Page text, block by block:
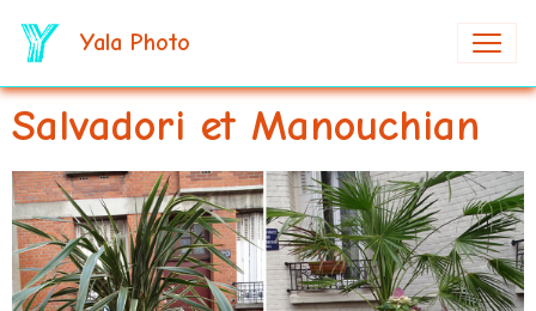
Yala Photo
Salvadori et Manouchian